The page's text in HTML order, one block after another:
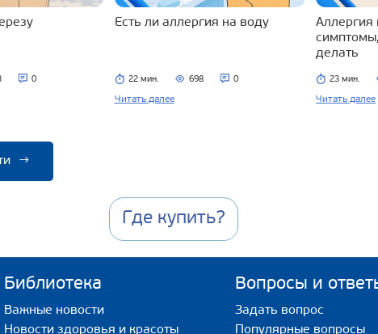
0
Есть ли аллергия на воду
22 мин. 698 0
Читать далее
Аллергия
делать
23 мин.
Читать далее
→
Где купить?
Библиотека
Важные новости
Новости здоровья и красоты
Вопросы и
Задать вопрос
Популярные вопросы